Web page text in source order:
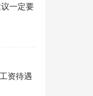
一定要
资待遇